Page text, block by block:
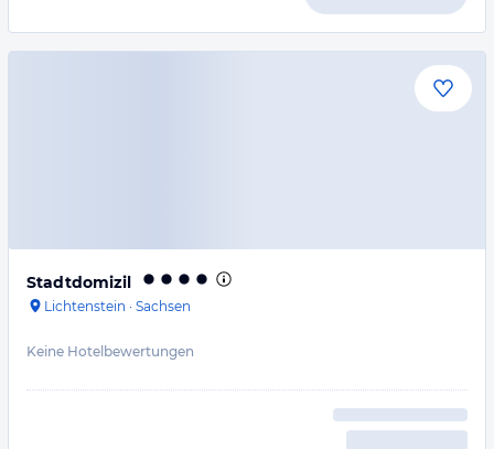
Stadtdomizil
Lichtenstein · Sachsen
Keine Hotelbewertungen